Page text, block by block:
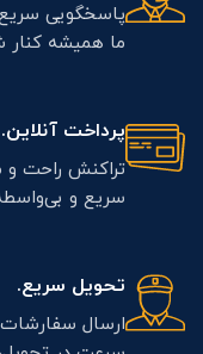
پاسخگویی
ما همیشه
پرداخت آنلاین.
تراکنش راحت و
سریع و
تحویل سریع.